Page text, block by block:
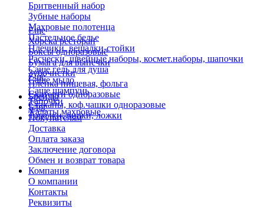
Бритвенный набор
Зубные наборы
Махровые полотенца
Пастельное белье
Плечики, вешалки-стойки
Расчески, швейные наборы, космет.наборы, шапочки
Саше гель для душа
Саше мыло
Саше шампунь
Тапочки
Халаты махровые
Еще
Хорека ресторан
Боксы одноразовые
Бумага для выпечки
Зубочистки
Пленка пищевая, фольга
Скатерти одноразовые
Стаканы, коф.чашки одноразовые
Тарелки, вилки, ложки
Еще
Бренды
Блог
Покупателям
Доставка
Оплата заказа
Заключение договора
Обмен и возврат товара
Компания
О компании
Контакты
Реквизиты